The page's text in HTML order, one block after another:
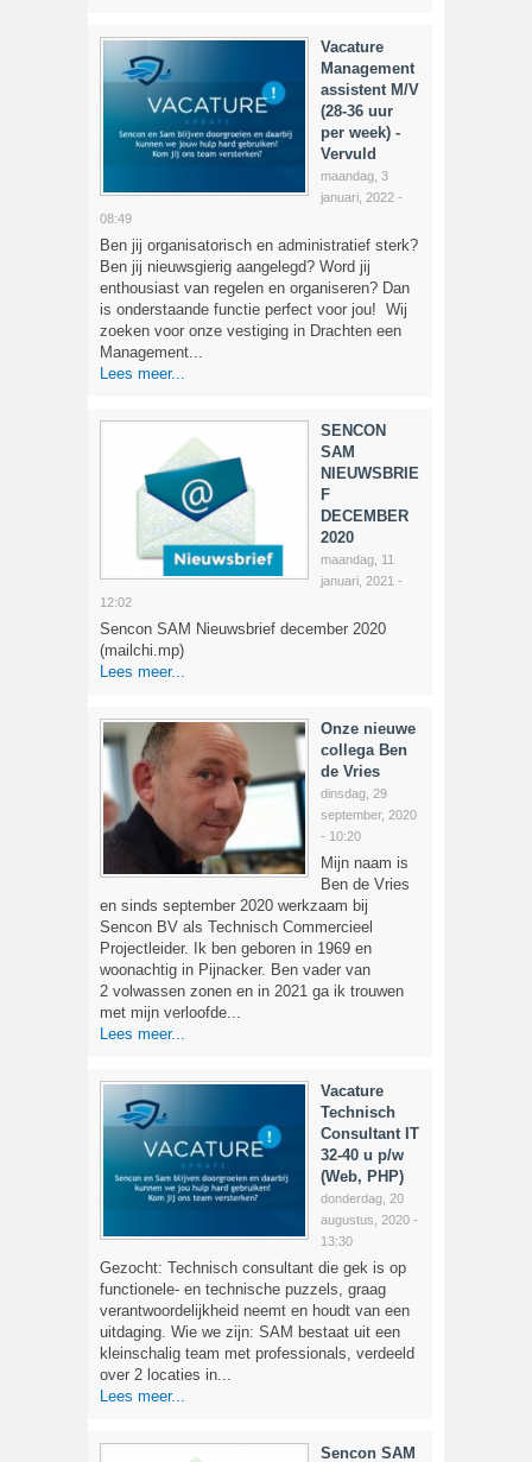
Vacature
Management
assistent M/V
(28-36 uur
per week) -
Vervuld
maandag, 3
januari, 2022 -
08:49
Ben jij organisatorisch en administratief sterk?
Ben jij nieuwsgierig aangelegd? Word jij
enthousiast van regelen en organiseren? Dan
is onderstaande functie perfect voor jou! Wij
zoeken voor onze vestiging in Drachten een
Management...
Lees meer...
SENCON
SAM
NIEUWSBRIE
F
DECEMBER
2020
maandag, 11
januari, 2021 -
12:02
Sencon SAM Nieuwsbrief december 2020
(mailchi.mp)
Lees meer...
Onze nieuwe
collega Ben
de Vries
dinsdag, 29
september, 2020
- 10:20
Mijn naam is
Ben de Vries
en sinds september 2020 werkzaam bij
Sencon BV als Technisch Commercieel
Projectleider. Ik ben geboren in 1969 en
woonachtig in Pijnacker. Ben vader van
2 volwassen zonen en in 2021 ga ik trouwen
met mijn verloofde...
Lees meer...
Vacature
Technisch
Consultant IT
32-40 u p/w
(Web, PHP)
donderdag, 20
augustus, 2020 -
13:30
Gezocht: Technisch consultant die gek is op
functionele- en technische puzzels, graag
verantwoordelijkheid neemt en houdt van een
uitdaging. Wie we zijn: SAM bestaat uit een
kleinschalig team met professionals, verdeeld
over 2 locaties in...
Lees meer...
Sencon SAM